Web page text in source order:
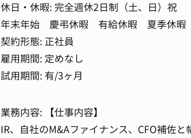
休日・休暇: 完全週休2日制（土、日）祝
年末年始 慶弔休暇 有給休暇 夏季休暇
契約形態: 正社員
雇用期間: 定めなし
試用期間: 有/3ヶ月
業務内容: 【仕事内容】
IR、自社のM&Aファイナンス、CFO補佐